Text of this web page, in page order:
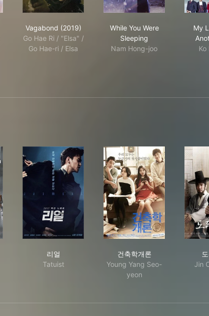
Vagabond (2019)
Go Hae Ri / "Elsa" /
Go Hae-ri / Elsa
While You Were
Sleeping
Nam Hong-joo
My
리얼
Tatuist
건축학개론
Young Yang Seo-
yeon
Jin